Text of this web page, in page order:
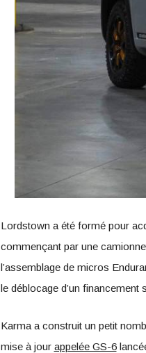
Lordstown a été formé pour
commençant par une
l’assemblage de micros
le déblocage d’un
Karma a construit un petit
mise à jour appelée GS-6